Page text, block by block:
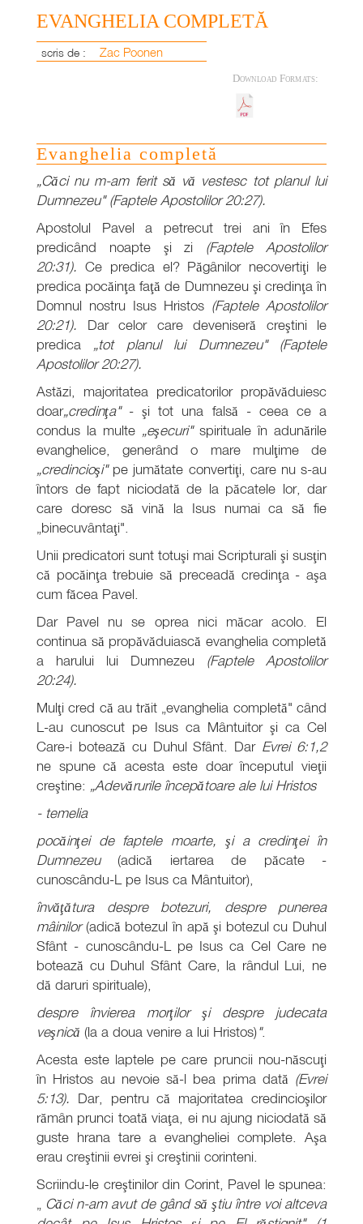
EVANGHELIA COMPLETĂ
scris de : Zac Poonen
Download Formats:
Evanghelia completă
„Căci nu m-am ferit să vă vestesc tot planul lui
Dumnezeu" (Faptele Apostolilor 20:27).
Apostolul Pavel a petrecut trei ani în Efes
predicând noapte şi zi (Faptele Apostolilor
20:31). Ce predica el? Păgânilor necovertiţi le
predica pocăinţa faţă de Dumnezeu şi credinţa în
Domnul nostru Isus Hristos (Faptele Apostolilor
20:21). Dar celor care deveniseră creştini le
predica „tot planul lui Dumnezeu" (Faptele
Apostolilor 20:27).
Astăzi, majoritatea predicatorilor propăvăduiesc
doar„credinţa" - şi tot una falsă - ceea ce a
condus la multe „eşecuri" spirituale în adunările
evanghelice, generând o mare mulţime de
„credincioşi" pe jumătate convertiţi, care nu s-au
întors de fapt niciodată de la păcatele lor, dar
care doresc să vină la Isus numai ca să fie
„binecuvântaţi".
Unii predicatori sunt totuşi mai Scripturali şi susţin
că pocăinţa trebuie să preceadă credinţa - aşa
cum făcea Pavel.
Dar Pavel nu se oprea nici măcar acolo. El
continua să propăvăduiască evanghelia completă
a harului lui Dumnezeu (Faptele Apostolilor
20:24).
Mulţi cred că au trăit „evanghelia completă" când
L-au cunoscut pe Isus ca Mântuitor şi ca Cel
Care-i botează cu Duhul Sfânt. Dar Evrei 6:1,2
ne spune că acesta este doar începutul vieţii
creştine: „Adevărurile începătoare ale lui Hristos
- temelia
pocăinţei de faptele moarte, şi a credinţei în
Dumnezeu(adică iertarea de păcate -
cunoscându-L pe Isus ca Mântuitor),
învăţătura despre botezuri, despre punerea
mâinilor(adică botezul în apă şi botezul cu Duhul
Sfânt - cunoscându-L pe Isus ca Cel Care ne
botează cu Duhul Sfânt Care, la rândul Lui, ne
dă daruri spirituale),
despre învierea morţilor şi despre judecata
veşnică (la a doua venire a lui Hristos)".
Acesta este laptele pe care pruncii nou-născuţi
în Hristos au nevoie să-l bea prima dată (Evrei
5:13). Dar, pentru că majoritatea credincioşilor
rămân prunci toată viaţa, ei nu ajung niciodată să
guste hrana tare a evangheliei complete. Aşa
erau creştinii evrei şi creştinii corinteni.
Scriindu-le creştinilor din Corint, Pavel le spunea:
„ Căci n-am avut de gând să ştiu între voi altceva